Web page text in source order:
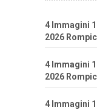
4 Immagini
2026
4 Immagini
2026
4 Immagini